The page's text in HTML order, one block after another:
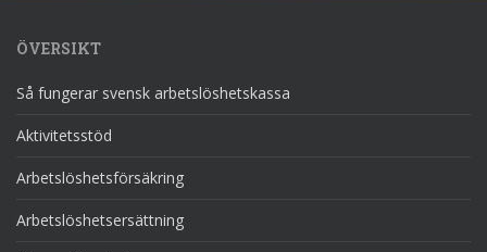
ÖVERSIKT
Så fungerar svensk arbetslöshetskassa
Aktivitetsstöd
Arbetslöshetsförsäkring
Arbetslöshetsersättning